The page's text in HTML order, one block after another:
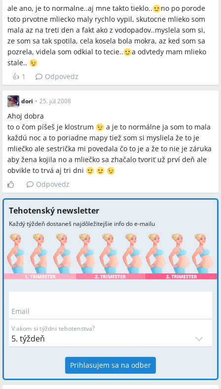
ale ano, je to normalne..aj mne takto tieklo..
no po porode
toto prvotne mliecko maly rychlo vypil, skutocne mlieko som
mala az na treti den a fakt ako z vodopadov..myslela som si,
ze som sa tak spotila, cela kosela bola mokra, az ked som sa
pozrela, videla som odkial to tecie..
a odvtedy mam mlieko
stale..
👍 1 Odpovedz
dori • 25. júl 2008
Ahoj dobra
to o čom píšeš je klostrum
a je to normálne ja som to mala
každú noc a to poriadne mapy tiež som si mysliela že to je
mliečko ale sestrička mi povedala čo to je a že to nie je záruka
aby žena kojila no a mliečko sa zhačalo tvoriť už prví deň ale
obvikle to trvá aj tri dni
Odpovedz
Tehotenský newsletter
Každý týždeň dostaneš najdôležitejšie info do e-mailu
Email
V akom si týždni tehotenstva?
Prihlasujem sa na odber